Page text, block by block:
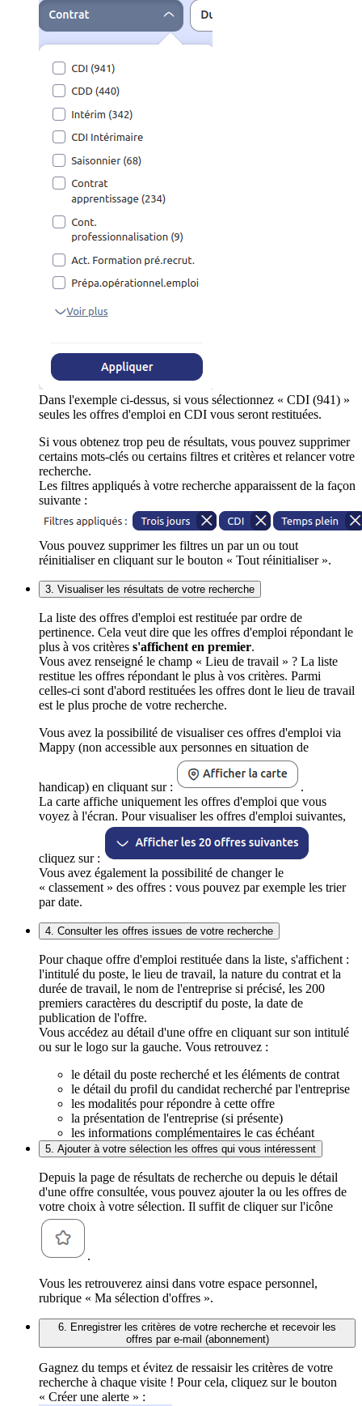
Dans l'exemple ci-dessus, si vous sélectionnez « CDI (941) »
seules les offres d'emploi en CDI vous seront restituées.
Si vous obtenez trop peu de résultats, vous pouvez supprimer
certains mots-clés ou certains filtres et critères et relancer votre
recherche.
Les filtres appliqués à votre recherche apparaissent de la façon
suivante :
Vous pouvez supprimer les filtres un par un ou tout
réinitialiser en cliquant sur le bouton « Tout réinitialiser ».
3. Visualiser les résultats de votre recherche
La liste des offres d'emploi est restituée par ordre de
pertinence. Cela veut dire que les offres d'emploi répondant le
plus à vos critères s'affichent en premier.
Vous avez renseigné le champ « Lieu de travail » ? La liste
restitue les offres répondant le plus à vos critères. Parmi
celles-ci sont d'abord restituées les offres dont le lieu de travail
est le plus proche de votre recherche.
Vous avez la possibilité de visualiser ces offres d'emploi via
Mappy (non accessible aux personnes en situation de
handicap) en cliquant sur :
.
La carte affiche uniquement les offres d'emploi que vous
voyez à l'écran. Pour visualiser les offres d'emploi suivantes,
cliquez sur :
Vous avez également la possibilité de changer le
« classement » des offres : vous pouvez par exemple les trier
par date.
4. Consulter les offres issues de votre recherche
Pour chaque offre d'emploi restituée dans la liste, s'affichent :
l'intitulé du poste, le lieu de travail, la nature du contrat et la
durée de travail, le nom de l'entreprise si précisé, les 200
premiers caractères du descriptif du poste, la date de
publication de l'offre.
Vous accédez au détail d'une offre en cliquant sur son intitulé
ou sur le logo sur la gauche. Vous retrouvez :
le détail du poste recherché et les éléments de contrat
le détail du profil du candidat recherché par l'entreprise
les modalités pour répondre à cette offre
la présentation de l'entreprise (si présente)
les informations complémentaires le cas échéant
5. Ajouter à votre sélection les offres qui vous intéressent
Depuis la page de résultats de recherche ou depuis le détail
d'une offre consultée, vous pouvez ajouter la ou les offres de
votre choix à votre sélection. Il suffit de cliquer sur l'icône
.
Vous les retrouverez ainsi dans votre espace personnel,
rubrique « Ma sélection d'offres ».
6. Enregistrer les critères de votre recherche et recevoir les
offres par e-mail (abonnement)
Gagnez du temps et évitez de ressaisir les critères de votre
recherche à chaque visite ! Pour cela, cliquez sur le bouton
« Créer une alerte » :